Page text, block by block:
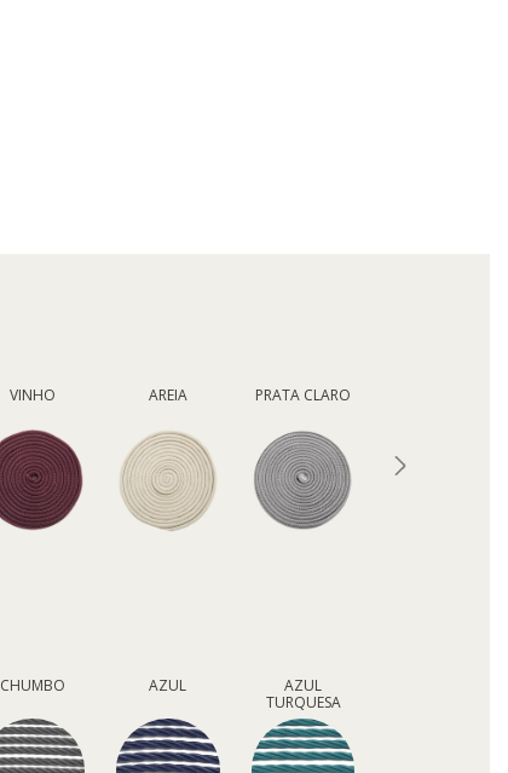
VINHO AREIA PRATA CLARO
CHUMBO AZUL
AZUL
TURQUESA